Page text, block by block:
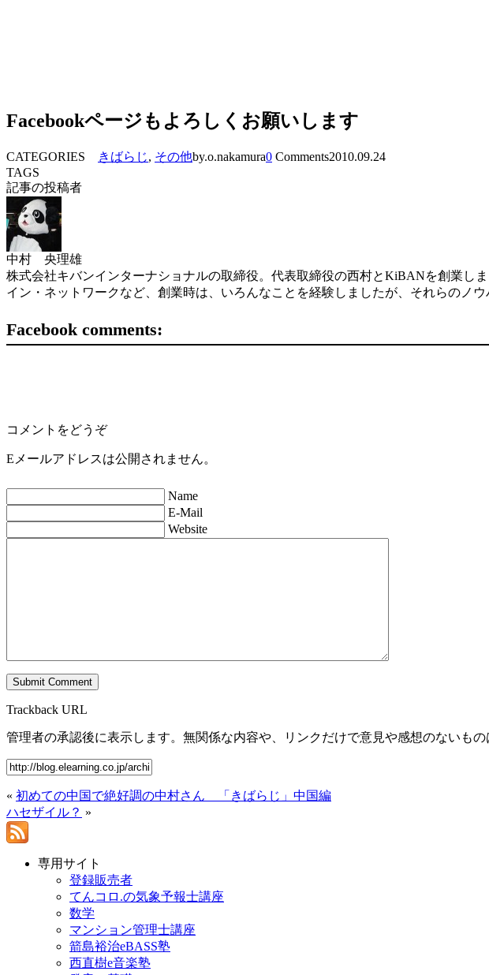
Facebookページもよろしくお願いします
CATEGORIES きばらじ, その他by.o.nakamura0 Comments2010.09.24
TAGS
記事の投稿者
中村 央理雄
株式会社キバンインターナショナルの取締役。代表取締役の西村とKiBANを創業し
イン・ネットワークなど、創業時は、いろんなことを経験しましたが、それらのノ
Facebook comments:
コメントをどうぞ
Eメールアドレスは公開されません。
Name
E-Mail
Website
Trackback URL
管理者の承認後に表示します。無関係な内容や、リンクだけで意見や感想のないもの
« 初めての中国で絶好調の中村さん 「きばらじ」中国編
ハセザイル？ »
専用サイト
登録販売者
てんコロ.の気象予報士講座
数学
マンション管理士講座
箭島裕治eBASS塾
西直樹e音楽塾